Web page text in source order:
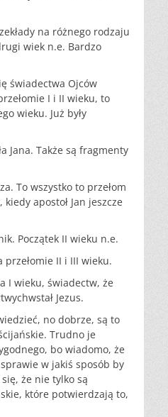
na różnego rodzaju
wiek n.e. Bardzo
świadectwa Ojców
I i II wieku, to
wieku. Już były
Jana. Także są fragmenty
To wszystko to przełom
apostoł Jan jeszcze
Początek II wieku n.e.
przełomie II i III wieku.
I wieku, świadectw, że
Jezus.
no dobrze, są to
Trudno je
bo wiadomo, że
w jakiś sposób by
że nie tylko są
które potwierdzają to,